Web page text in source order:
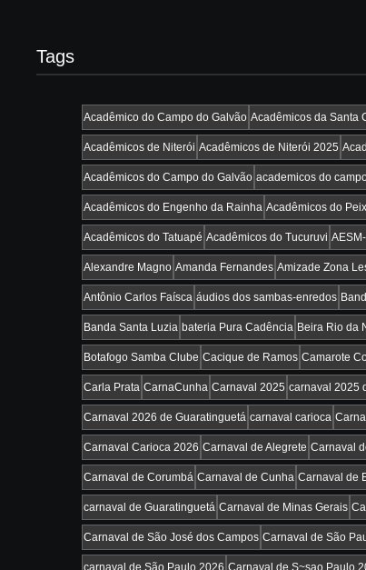
Tags
Acadêmico do Campo do Galvão Acadêmicos da Santa
Acadêmicos de Niterói Acadêmicos de Niterói 2025
Acadêmicos do Campo do Galvão academicos do
Acadêmicos do Engenho da Rainha Acadêmicos do
Acadêmicos do Tatuapé Acadêmicos do Tucuruvi
Alexandre Magno Amanda Fernandes Amizade Zona
Antônio Carlos Faísca áudios dos sambas-enredos
Banda Santa Luzia bateria Pura Cadência Beira Rio da
Botafogo Samba Clube Cacique de Ramos Camarote
Carla Prata CarnaCunha Carnaval 2025 carnaval 2025
Carnaval 2026 de Guaratinguetá carnaval carioca
Carnaval Carioca 2026 Carnaval de Alegrete Carnaval
Carnaval de Corumbá Carnaval de Cunha Carnaval de
carnaval de Guaratinguetá Carnaval de Minas Gerais
Carnaval de São José dos Campos Carnaval de São
carnaval de São Paulo 2026 Carnaval de S~sao Paulo